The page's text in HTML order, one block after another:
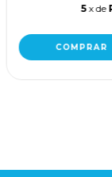
5 x de
COMPRAR